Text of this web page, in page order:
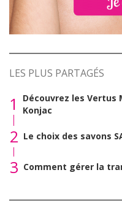
LES PLUS PARTAGÉS
1
Découvrez les Vertus
Konjac
2 Le choix des savons
3 Comment gérer la